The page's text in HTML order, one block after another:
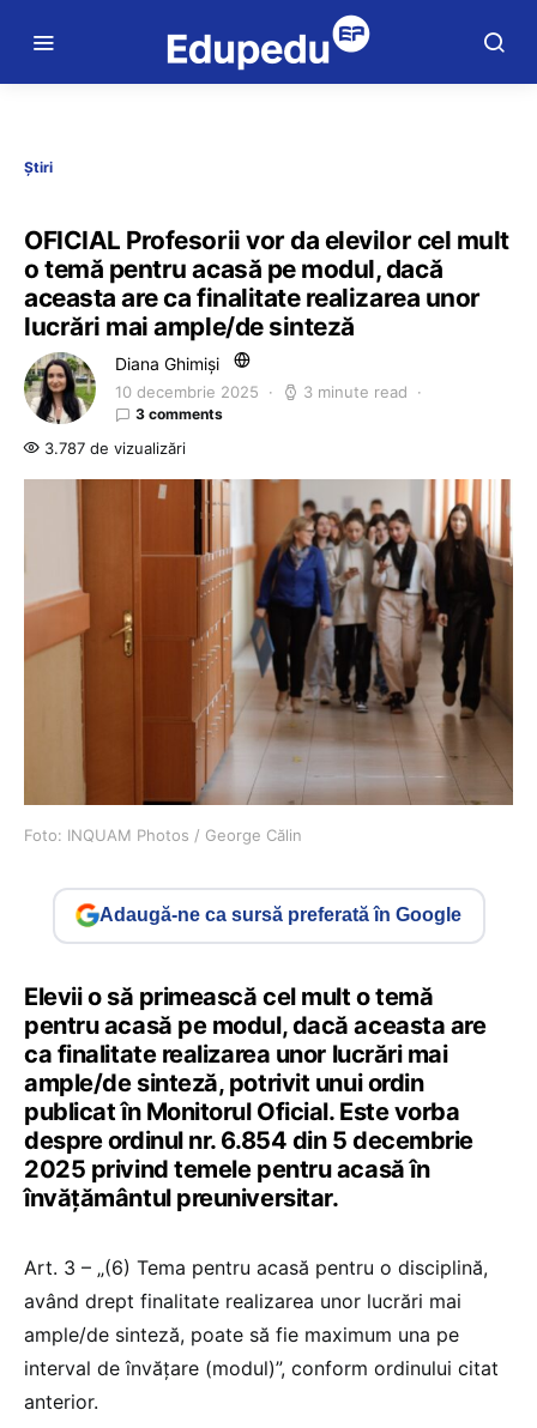
Știri
OFICIAL Profesorii vor da elevilor cel mult
o temă pentru acasă pe modul, dacă
aceasta are ca finalitate realizarea unor
lucrări mai ample/de sinteză
Diana Ghimiși
10 decembrie 2025 3 minute read
3 comments
3.787 de vizualizări
Foto: INQUAM Photos / George Călin
Adaugă-ne ca sursă preferată în Google
Elevii o să primească cel mult o temă
pentru acasă pe modul, dacă aceasta are
ca finalitate realizarea unor lucrări mai
ample/de sinteză, potrivit unui ordin
publicat în Monitorul Oficial. Este vorba
despre ordinul nr. 6.854 din 5 decembrie
2025 privind temele pentru acasă în
învățământul preuniversitar.
Art. 3 – „(6) Tema pentru acasă pentru o disciplină,
având drept finalitate realizarea unor lucrări mai
ample/de sinteză, poate să fie maximum una pe
interval de învățare (modul)”, conform ordinului citat
anterior.